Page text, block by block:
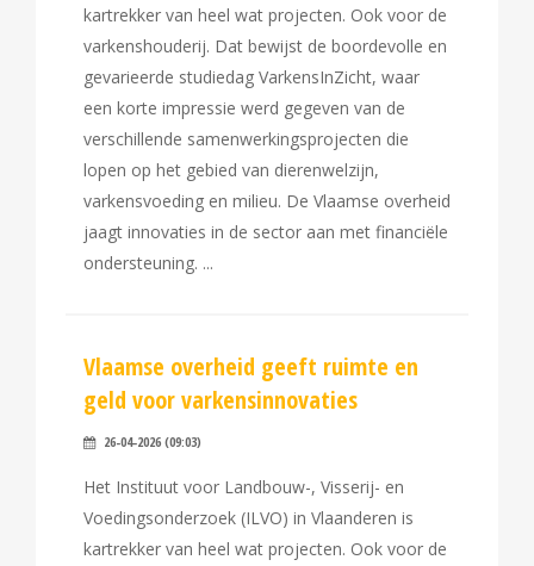
kartrekker van heel wat projecten. Ook voor de
varkenshouderij. Dat bewijst de boordevolle en
gevarieerde studiedag VarkensInZicht, waar
een korte impressie werd gegeven van de
verschillende samenwerkingsprojecten die
lopen op het gebied van dierenwelzijn,
varkensvoeding en milieu. De Vlaamse overheid
jaagt innovaties in de sector aan met financiële
ondersteuning.
Vlaamse overheid geeft ruimte en
geld voor varkensinnovaties
26-04-2026 (09:03)
Het Instituut voor Landbouw-, Visserij- en
Voedingsonderzoek (ILVO) in Vlaanderen is
kartrekker van heel wat projecten. Ook voor de